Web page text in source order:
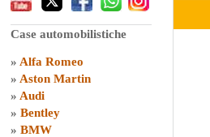
Case automobilistiche
» Alfa Romeo
» Aston Martin
» Audi
» Bentley
» BMW